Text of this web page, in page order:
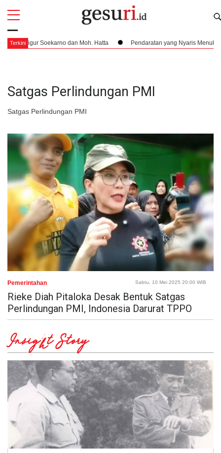
TerkiniSoekarno dan Moh. Hatta Pendaratan yang Nyaris Menubruk
Satgas Perlindungan PMI
Satgas Perlindungan PMI
All
Pemerintahan Sabtu, 10 Mei 2025 20:00 WIB
Rieke Diah Pitaloka Desak Bentuk Satgas
Perlindungan PMI, Indonesia Darurat TPPO
Insight Story